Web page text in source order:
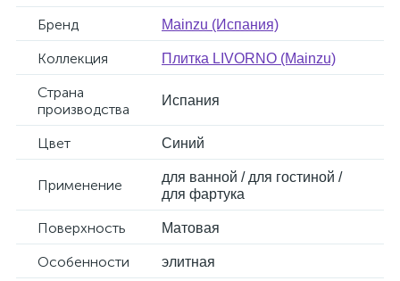
Бренд Mainzu (Испания)
Коллекция Плитка LIVORNO (Mainzu)
Страна
производства
Испания
Цвет Синий
Применение
для ванной / для гостиной /
для фартука
Поверхность Матовая
Особенности элитная